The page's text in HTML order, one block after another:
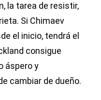
la tarea de resistir,
Si Chimaev
el inicio, tendrá el
consigue
áspero y
cambiar de dueño.